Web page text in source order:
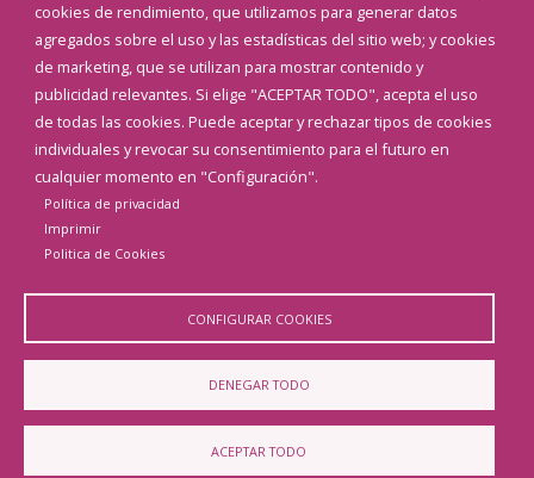
cookies de rendimiento, que utilizamos para generar datos
agregados sobre el uso y las estadísticas del sitio web; y cookies
de marketing, que se utilizan para mostrar contenido y
publicidad relevantes. Si elige "ACEPTAR TODO", acepta el uso
de todas las cookies. Puede aceptar y rechazar tipos de cookies
individuales y revocar su consentimiento para el futuro en
cualquier momento en "Configuración".
Política de privacidad
Imprimir
Politica de Cookies
CONFIGURAR COOKIES
DENEGAR TODO
ACEPTAR TODO